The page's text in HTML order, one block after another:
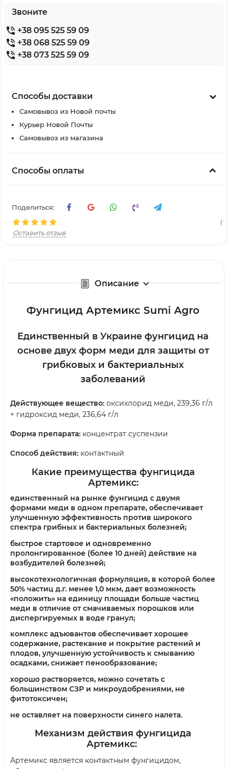
Звоните
+38 095 525 59 09
+38 068 525 59 09
+38 073 525 59 09
Способы доставки
Самовывоз из Новой почты
Курьер Новой Почты
Самовывоз из магазина
Способы оплаты
Поделиться:
(
Оставить отзыв
Описание
Фунгицид Артемикс Sumi Agro
Единственный в Украине фунгицид на
основе двух форм меди для защиты от
грибковых и бактериальных
заболеваний
Действующее вещество: оксихлорид меди, 239,36 г/л
+ гидроксид меди, 236,64 г/л
Форма препарата: концентрат суспензии
Способ действия: контактный
Какие преимущества фунгицида
Артемикс:
единственный на рынке фунгицид с двумя
формами меди в одном препарате, обеспечивает
улучшенную эффективность против широкого
спектра грибных и бактериальных болезней;
быстрое стартовое и одновременно
пролонгированное (более 10 дней) действие на
возбудителей болезней;
высокотехнологичная формуляция, в которой более
50% частиц д.г. менее 1,0 мкм, дает возможность
«положить» на единицу площади больше частиц
меди в отличие от смачиваемых порошков или
диспергируемых в воде гранул;
комплекс адъювантов обеспечивает хорошее
содержание, растекание и покрытие растений и
плодов, улучшенную устойчивость к смыванию
осадками, снижает пенообразование;
хорошо растворяется, можно сочетать с
большинством СЗР ​​и микроудобрениями, не
фитотоксичен;
не оставляет на поверхности синего налета.
Механизм действия фунгицида
Артемикс:
Артемикс является контактным фунгицидом,